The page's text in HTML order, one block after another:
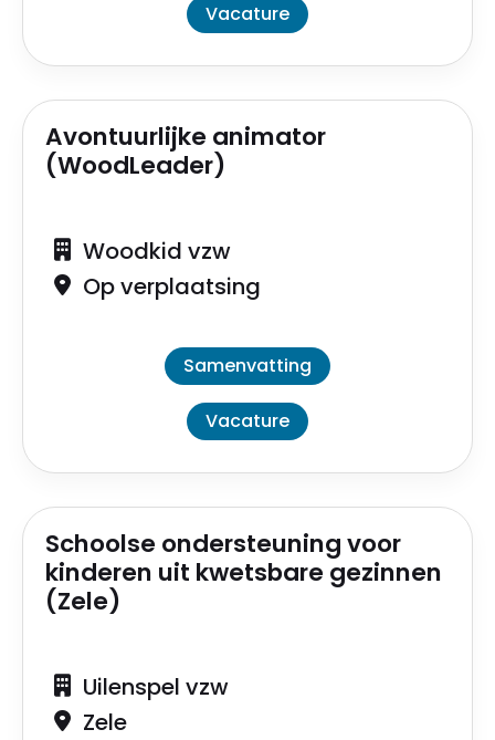
Vacature
Avontuurlijke animator
(WoodLeader)
Woodkid vzw
Op verplaatsing
Samenvatting
Vacature
Schoolse ondersteuning voor
kinderen uit kwetsbare gezinnen
(Zele)
Uilenspel vzw
Zele